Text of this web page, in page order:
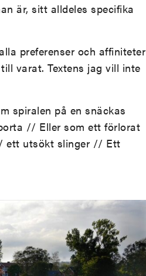
är, sitt alldeles specifika
preferenser och affiniteter
varat. Textens jag vill inte
spiralen på en snäckas
// Eller som ett förlorat
ett utsökt slinger // Ett